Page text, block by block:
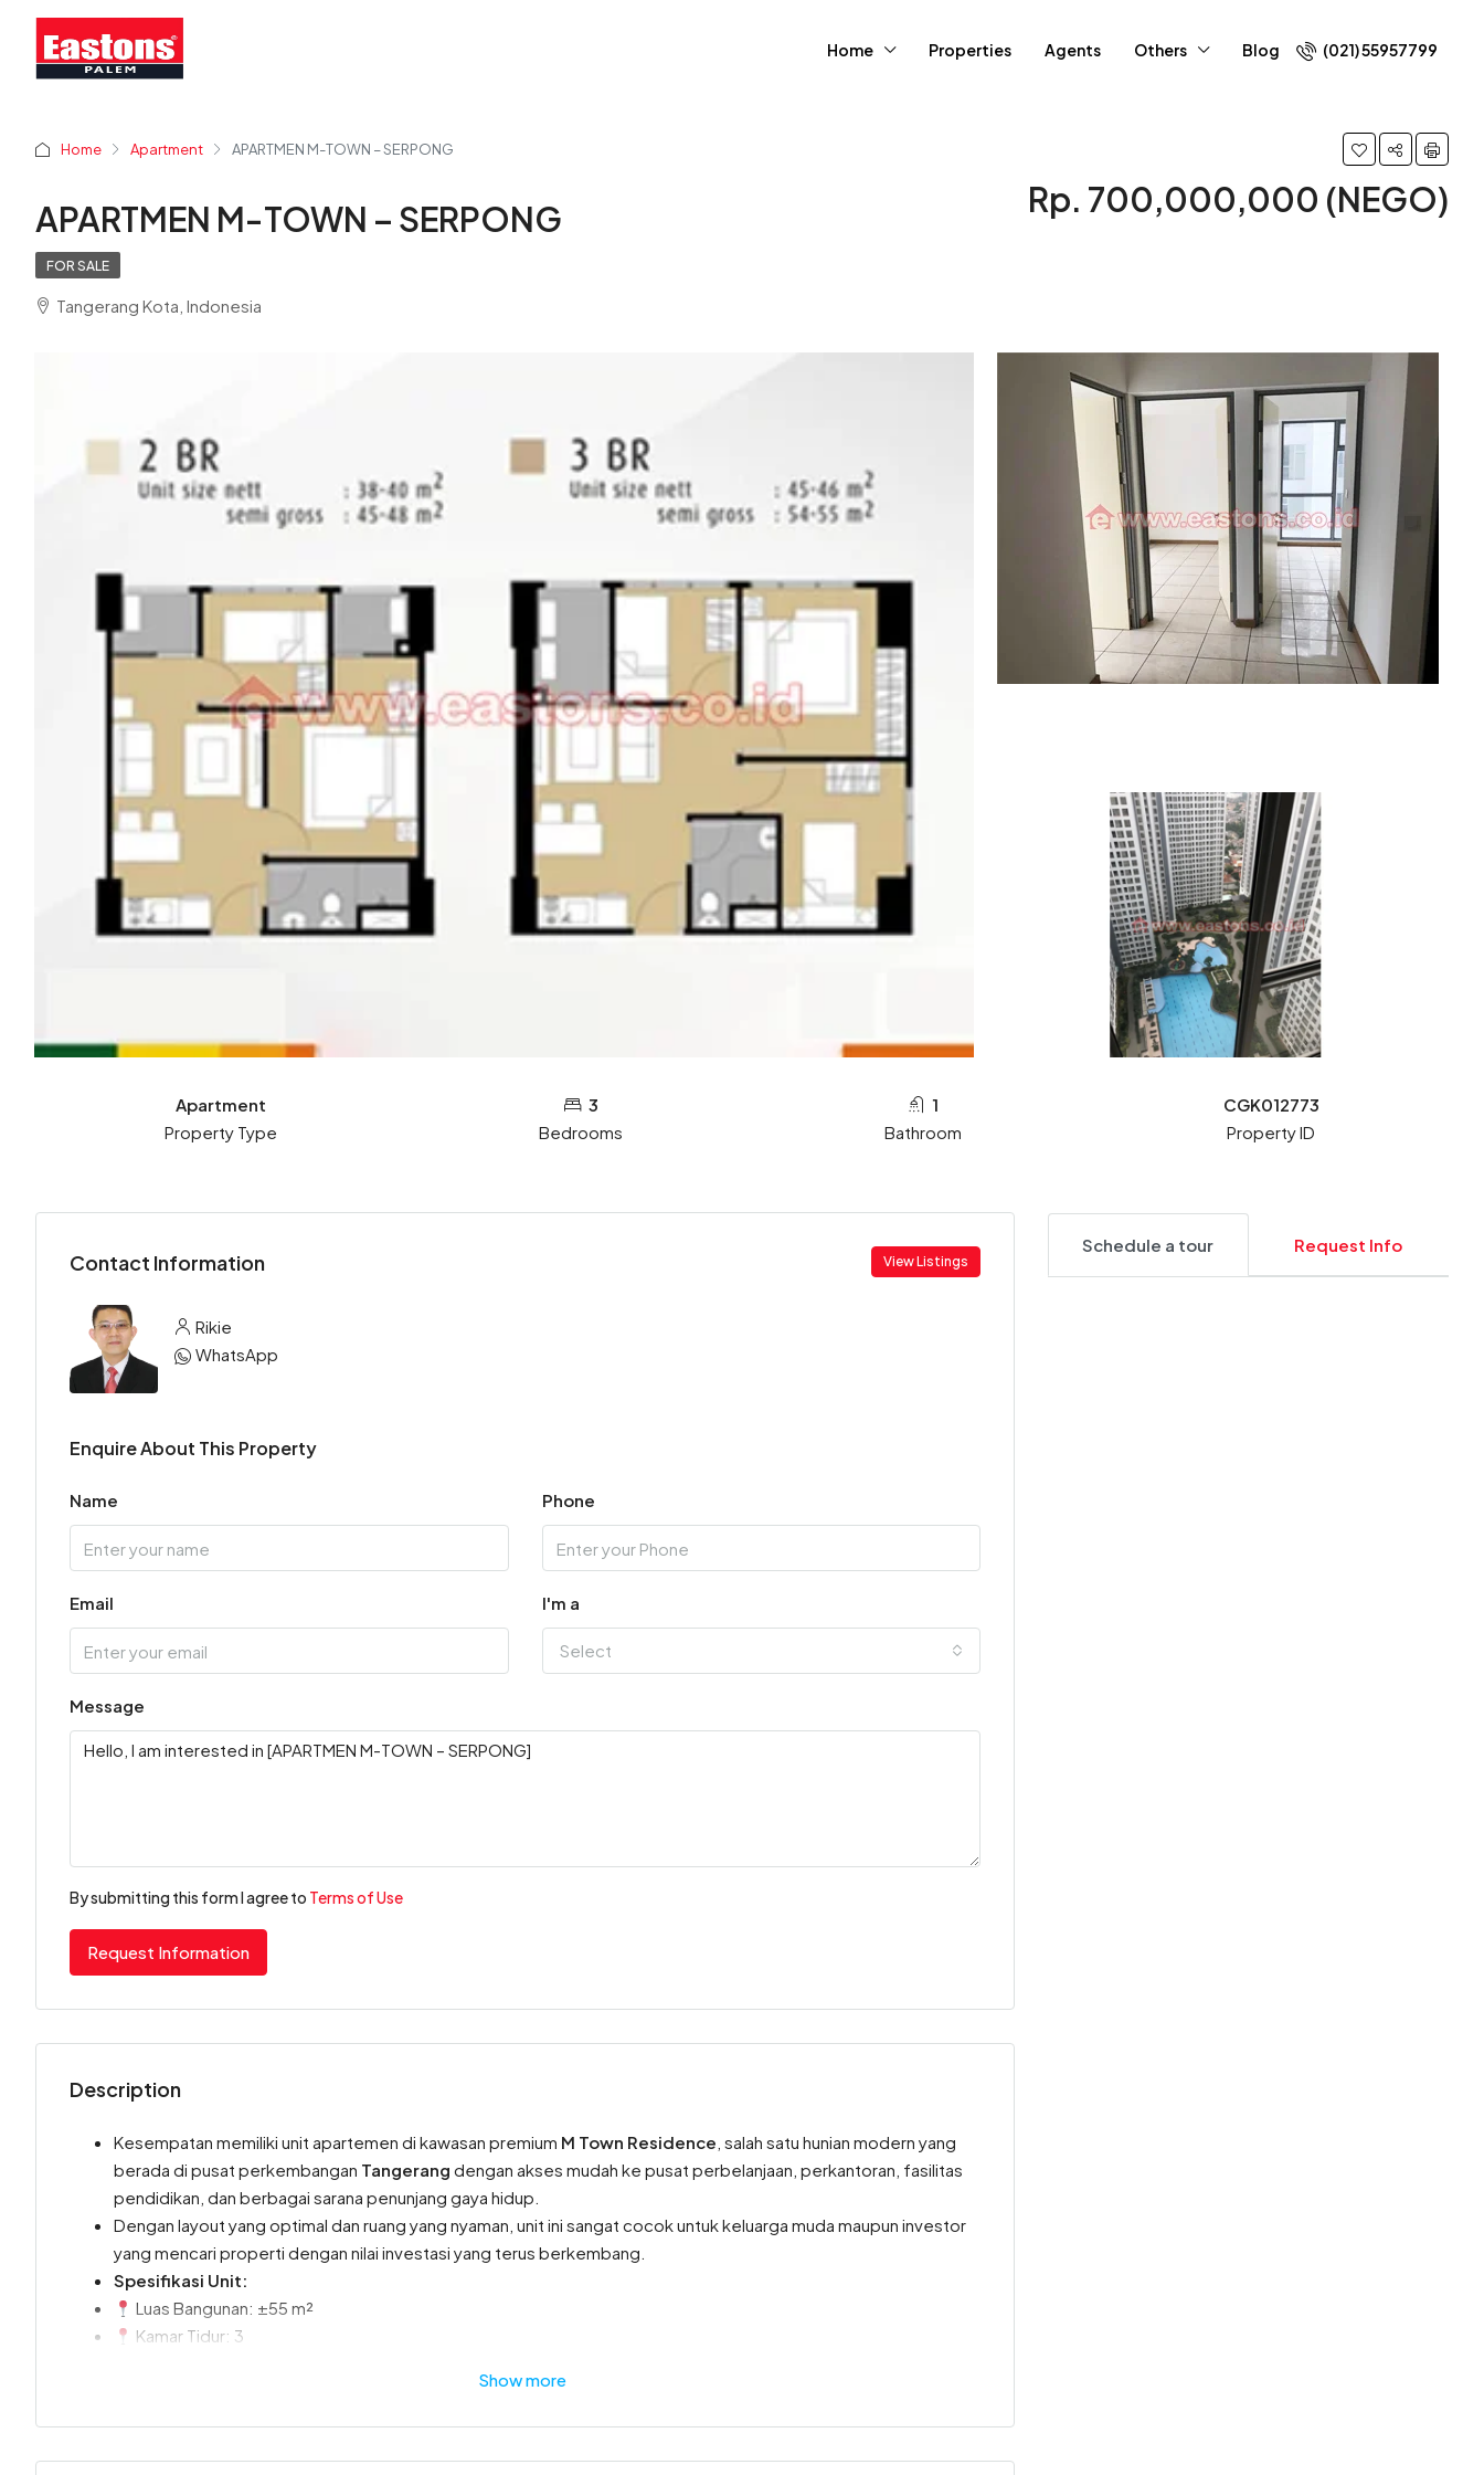
Home Properties Agents Others Blog (021) 55957799
Home Apartment APARTMEN M-TOWN – SERPONG
APARTMEN M-TOWN – SERPONG Rp. 700,000,000 (NEGO)
FOR SALE
Tangerang Kota, Indonesia
Apartment
Property Type
3
Bedrooms
1
Bathroom
CGK012773
Property ID
Contact Information View Listings
Rikie
WhatsApp
Enquire About This Property
Name Phone
Email I'm a
Select
Message
By submitting this form I agree to Terms of Use
Request Information
Description
Kesempatan memiliki unit apartemen di kawasan premium M Town Residence , salah satu hunian modern yang
berada di pusat perkembangan Tangerang dengan akses mudah ke pusat perbelanjaan, perkantoran, fasilitas
pendidikan, dan berbagai sarana penunjang gaya hidup.
Dengan layout yang optimal dan ruang yang nyaman, unit ini sangat cocok untuk keluarga muda maupun investor
yang mencari properti dengan nilai investasi yang terus berkembang.
Spesifikasi Unit:
Luas Bangunan: ±55 m²
Kamar Tidur: 3
Show more
Schedule a tour Request Info